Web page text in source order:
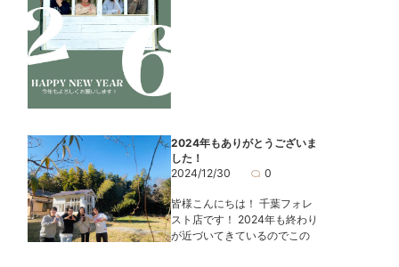
2024年もありがとうございま
した！
2024/12/30
0
皆様こんにちは！ 千葉フォレ
スト店です！ 2024年も終わり
が近づいてきているのでこの